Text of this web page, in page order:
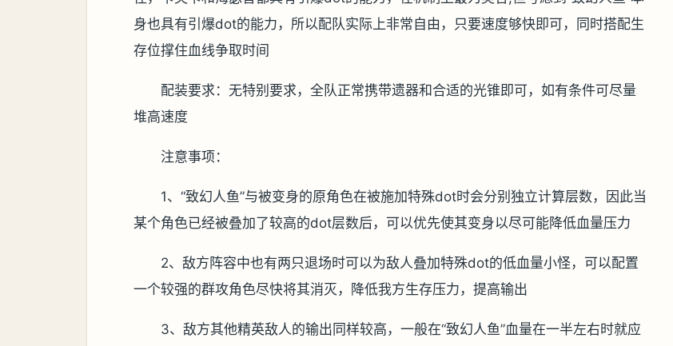
身也具有引爆dot的能力，所以配队实际上非常自由，只要速度够快即可，同时搭配生
存位撑住血线争取时间
配装要求：无特别要求，全队正常携带遗器和合适的光锥即可，如有条件可尽量
堆高速度
注意事项：
1、“致幻人鱼”与被变身的原角色在被施加特殊dot时会分别独立计算层数，因此当
某个角色已经被叠加了较高的dot层数后，可以优先使其变身以尽可能降低血量压力
2、敌方阵容中也有两只退场时可以为敌人叠加特殊dot的低血量小怪，可以配置
一个较强的群攻角色尽快将其消灭，降低我方生存压力，提高输出
3、敌方其他精英敌人的输出同样较高，一般在“致幻人鱼”血量在一半左右时就应